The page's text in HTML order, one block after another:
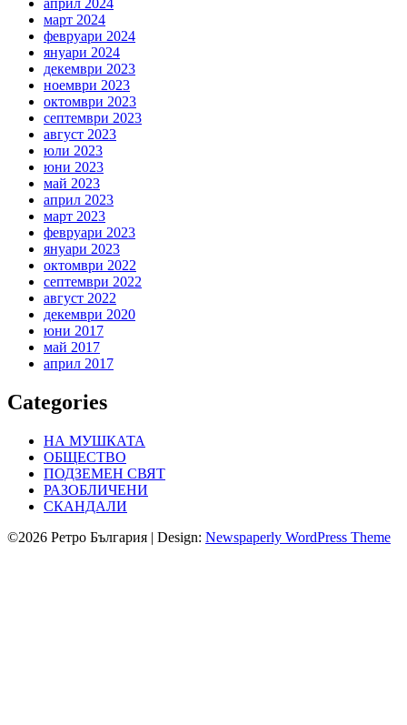
април 2024
март 2024
февруари 2024
януари 2024
декември 2023
ноември 2023
октомври 2023
септември 2023
август 2023
юли 2023
юни 2023
май 2023
април 2023
март 2023
февруари 2023
януари 2023
октомври 2022
септември 2022
август 2022
декември 2020
юни 2017
май 2017
април 2017
Categories
НА МУШКАТА
ОБЩЕСТВО
ПОДЗЕМЕН СВЯТ
РАЗОБЛИЧЕНИ
СКАНДАЛИ
©2026 Ретро България | Design: Newspaperly WordPress Theme